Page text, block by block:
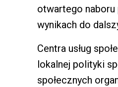
otwartego naboru
wynikach do
Centra usług
lokalnej polityki
społecznych